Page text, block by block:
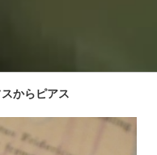
からピアス